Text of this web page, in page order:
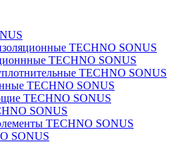
TECHNO SONUS
TECHNO SONUS
TECHNO SONUS
TECHNO SONUS
TECHNO SONUS
SONUS
TECHNO SONUS
SONUS